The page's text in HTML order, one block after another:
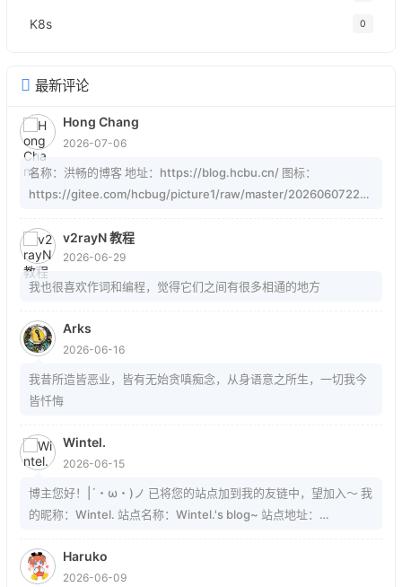
K8s 0
最新评论
Hong Chang
2026-07-06
名称：洪畅的博客 地址：https://blog.hcbu.cn/ 图标：
https://gitee.com/hcbug/picture1/raw/master/20260607223
https://blog.hcbu.cn/atom.xml
v2rayN 教程
2026-06-29
我也很喜欢作词和编程，觉得它们之间有很多相通的地方
Arks
2026-06-16
我昔所造皆恶业，皆有无始贪嗔痴念，从身语意之所生，一切我今
皆忏悔
Wintel.
2026-06-15
博主您好！|´・ω・)ノ 已将您的站点加到我的友链中，望加入～ 我
的昵称：Wintel. 站点名称：Wintel.'s blog~ 站点地址：
https://mrwintel.xyz/local/avatar.jpg 站点描述：树在。山在。大
地在。岁月在。我在。
Haruko
2026-06-09